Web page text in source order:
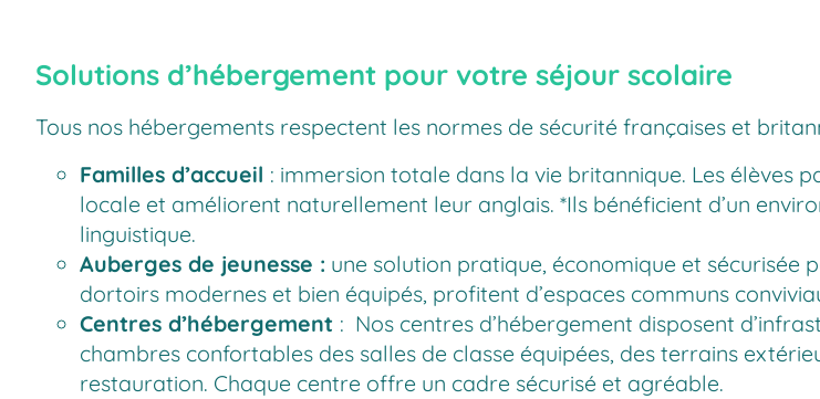
Solutions d’hébergement pour votre séjour scolaire
Tous nos hébergements respectent les normes de sécurité françaises et
Familles d’accueil : immersion totale dans la vie britannique. Les élèves
locale et améliorent naturellement leur anglais. *Ils bénéficient d’un
linguistique.
Auberges de jeunesse : une solution pratique, économique et sécurisée
dortoirs modernes et bien équipés, profitent d’espaces communs
Centres d’hébergement : Nos centres d’hébergement disposent
chambres confortables des salles de classe équipées, des terrains
restauration. Chaque centre offre un cadre sécurisé et agréable.